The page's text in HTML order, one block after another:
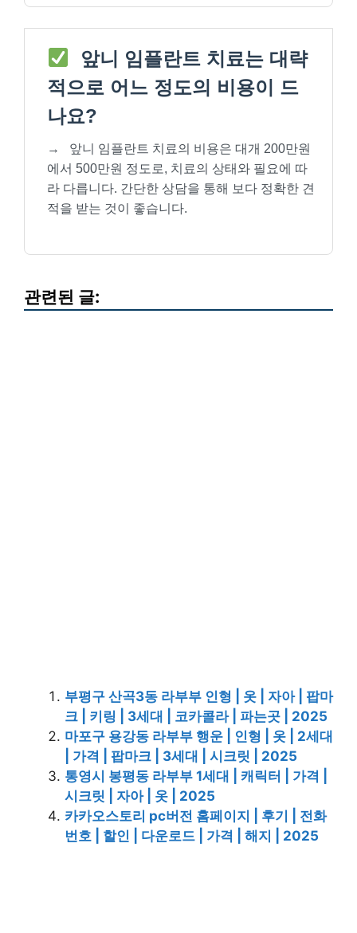
앞니 임플란트 치료는 대략
적으로 어느 정도의 비용이 드
나요?
→
앞니 임플란트 치료의 비용은 대개 200만원
에서 500만원 정도로, 치료의 상태와 필요에 따
라 다릅니다. 간단한 상담을 통해 보다 정확한 견
적을 받는 것이 좋습니다.
관련된 글:
부평구 산곡3동 라부부 인형 | 옷 | 자아 | 팝마
크 | 키링 | 3세대 | 코카콜라 | 파는곳 | 2025
마포구 용강동 라부부 행운 | 인형 | 옷 | 2세대
| 가격 | 팝마크 | 3세대 | 시크릿 | 2025
통영시 봉평동 라부부 1세대 | 캐릭터 | 가격 |
시크릿 | 자아 | 옷 | 2025
카카오스토리 pc버전 홈페이지 | 후기 | 전화
번호 | 할인 | 다운로드 | 가격 | 해지 | 2025